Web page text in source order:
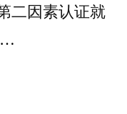
二因素认证就
…